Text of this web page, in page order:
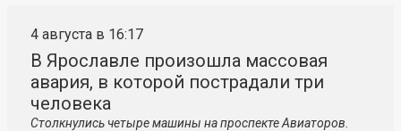
4 августа в 16:17
В Ярославле произошла массовая
авария, в которой пострадали три
человека
Столкнулись четыре машины на проспекте Авиаторов.